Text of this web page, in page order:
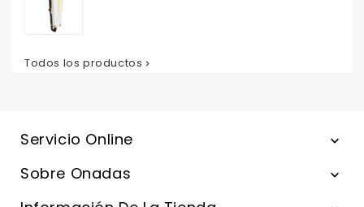
Todos los productos 
Servicio Online 
Sobre Onadas 